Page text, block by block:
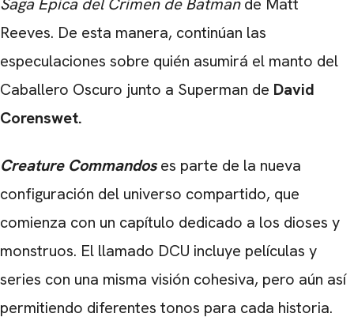
Reeves. De esta manera, continúan las
especulaciones sobre quién asumirá el manto del
Caballero Oscuro junto a Superman de David
Corenswet.
Creature Commandoses parte de la nueva
configuración del universo compartido, que
comienza con un capítulo dedicado a los dioses y
monstruos. El llamado DCU incluye películas y
series con una misma visión cohesiva, pero aún así
permitiendo diferentes tonos para cada historia.